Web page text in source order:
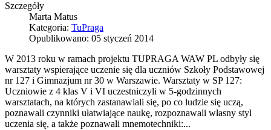
Szczegóły
Marta Matus
Kategoria: TuPraga
Opublikowano: 05 styczeń 2014
W 2013 roku w ramach projektu TUPRAGA WAW PL odbyły się
warsztaty wspierające uczenie się dla uczniów Szkoły Podstawowej
nr 127 i Gimnazjum nr 30 w Warszawie. Warsztaty w SP 127:
Uczniowie z 4 klas V i VI uczestniczyli w 5-godzinnych
warsztatach, na których zastanawiali się, po co ludzie się uczą,
poznawali czynniki ułatwiające naukę, rozpoznawali własny styl
uczenia się, a także poznawali mnemotechniki:...